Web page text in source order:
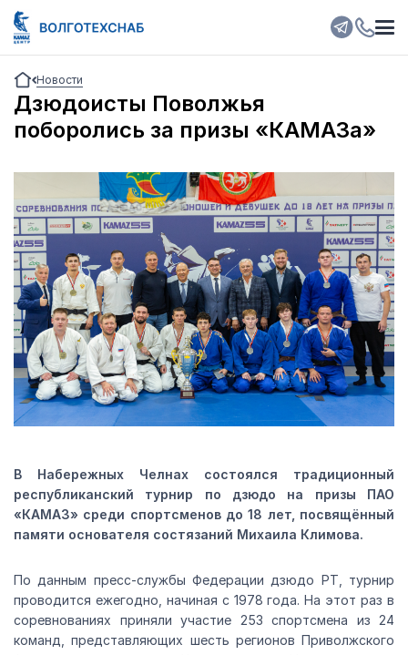
Новости
Дзюдоисты Поволжья
поборолись за призы «КАМАЗа»
В Набережных Челнах состоялся традиционный
республиканский турнир по дзюдо на призы ПАО
«КАМАЗ» среди спортсменов до 18 лет, посвящённый
памяти основателя состязаний Михаила Климова.
По данным пресс-службы Федерации дзюдо РТ, турнир
проводится ежегодно, начиная с 1978 года. На этот раз в
соревнованиях приняли участие 253 спортсмена из 24
команд, представляющих шесть регионов Приволжского